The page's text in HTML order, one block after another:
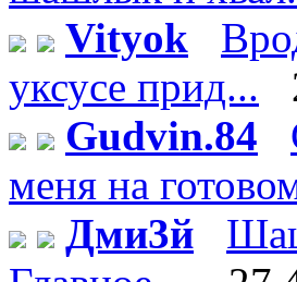
Vityok
уксусе прид...
Gudvin.84
меня на
Дми3й